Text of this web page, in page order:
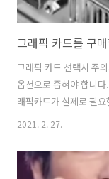
그래픽 카드를 구
그래픽 카드 선택시 주
옵션으로 좁혀야 합니
래픽카드가 실제로 필
우 중요합니다. 예를 들
보드를 다루기에는 너
그래픽 카드의 전원 기
2021. 2. 27.